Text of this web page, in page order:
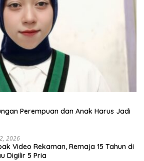
Perempuan dan Anak Harus Jadi
2026
Video Rekaman, Remaja 15 Tahun di
Digilir 5 Pria